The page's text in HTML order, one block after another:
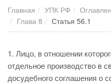
Главная УПК РФ
Глава 8
Статья 56.1
1. Лицо, в отношении
отдельное производство в
досудебного соглашения о